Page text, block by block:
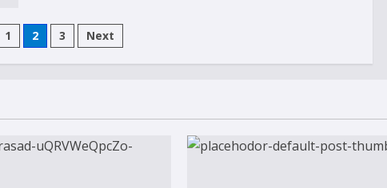
co
to
takiego?
1 2 3 Next